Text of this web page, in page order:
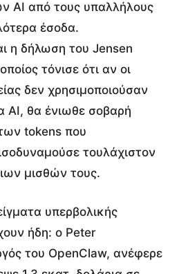
AI από τους υπαλλήλους
έσοδα.
η δήλωση του Jensen
τόνισε ότι αν οι
δεν χρησιμοποιούσαν
AI, θα ένιωθε σοβαρή
tokens που
τουλάχιστον
μισθών τους.
υπερβολικής
ήδη: ο Peter
του OpenClaw, ανέφερε